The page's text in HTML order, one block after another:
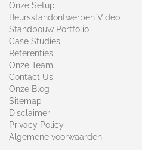
Onze Setup
Beursstandontwerpen Video
Standbouw Portfolio
Case Studies
Referenties
Onze Team
Contact Us
Onze Blog
Sitemap
Disclaimer
Privacy Policy
Algemene voorwaarden